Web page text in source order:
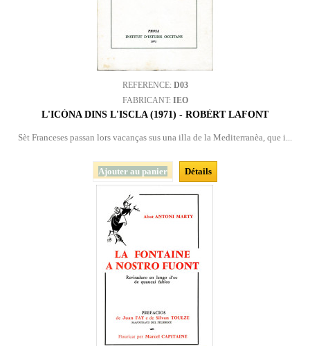
REFERENCE: D03
FABRICANT: IEO
L'ICÒNA DINS L'ISCLA (1971) - ROBÈRT LAFONT
Sèt Franceses passan lors vacanças sus una illa de la Mediterranèa, que i...
Ajouter au panier Détails